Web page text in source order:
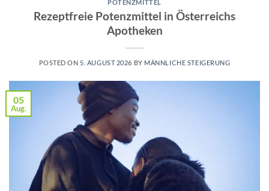
POTENZMITTEL
Rezeptfreie Potenzmittel in Österreichs
Apotheken
POSTED ON 5. AUGUST 2026 BY MÄNNLICHE STEIGERUNG
05
Aug.